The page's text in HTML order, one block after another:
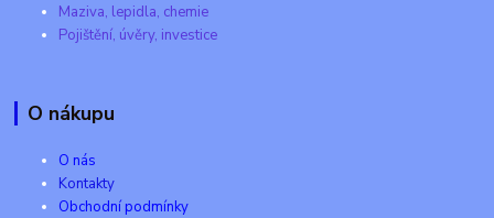
Maziva, lepidla, chemie
Pojištění, úvěry, investice
O nákupu
O nás
Kontakty
Obchodní podmínky